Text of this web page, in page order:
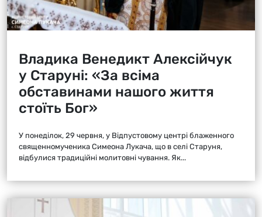
Владика Венедикт Алексійчук
у Старуні: «За всіма
обставинами нашого життя
стоїть Бог»
У понеділок, 29 червня, у Відпустовому центрі блаженного
священномученика Симеона Лукача, що в селі Старуня,
відбулися традиційні молитовні чування. Як...